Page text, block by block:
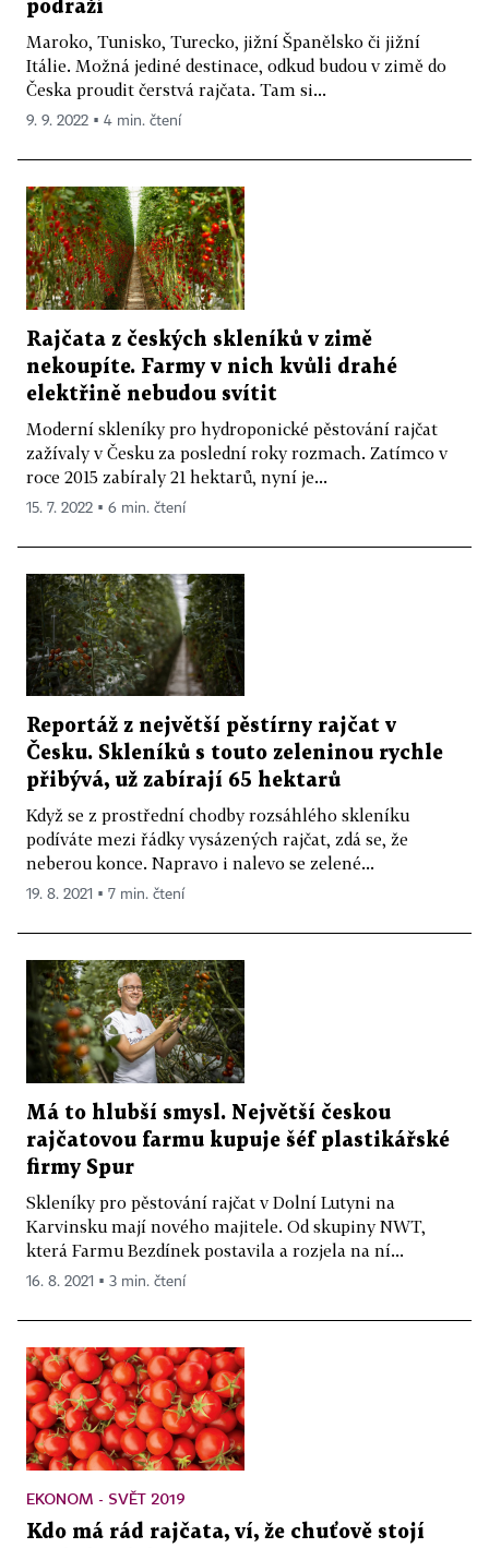
podraží
Maroko, Tunisko, Turecko, jižní Španělsko či jižní
Itálie. Možná jediné destinace, odkud budou v zimě do
Česka proudit čerstvá rajčata. Tam si...
9. 9. 2022 ▪ 4 min. čtení
Rajčata z českých skleníků v zimě
nekoupíte. Farmy v nich kvůli drahé
elektřině nebudou svítit
Moderní skleníky pro hydroponické pěstování rajčat
zažívaly v Česku za poslední roky rozmach. Zatímco v
roce 2015 zabíraly 21 hektarů, nyní je...
15. 7. 2022 ▪ 6 min. čtení
Reportáž z největší pěstírny rajčat v
Česku. Skleníků s touto zeleninou rychle
přibývá, už zabírají 65 hektarů
Když se z prostřední chodby rozsáhlého skleníku
podíváte mezi řádky vysázených rajčat, zdá se, že
neberou konce. Napravo i nalevo se zelené...
19. 8. 2021 ▪ 7 min. čtení
Má to hlubší smysl. Největší českou
rajčatovou farmu kupuje šéf plastikářské
firmy Spur
Skleníky pro pěstování rajčat v Dolní Lutyni na
Karvinsku mají nového majitele. Od skupiny NWT,
která Farmu Bezdínek postavila a rozjela na ní...
16. 8. 2021 ▪ 3 min. čtení
EKONOM - SVĚT 2019
Kdo má rád rajčata, ví, že chuťově stojí